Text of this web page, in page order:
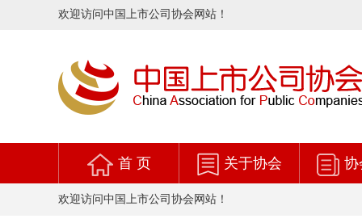
欢迎访问中国上市公司协会网站！
首 页 关于协会 协
欢迎访问中国上市公司协会网站！